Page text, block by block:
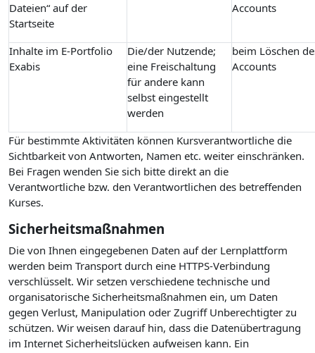
Dateien“ auf der
Startseite
Accounts
Inhalte im E-Portfolio
Exabis
Die/der Nutzende;
eine Freischaltung
für andere kann
selbst eingestellt
werden
beim Löschen
Accounts
Für bestimmte Aktivitäten können Kursverantwortliche die
Sichtbarkeit von Antworten, Namen etc. weiter einschränken.
Bei Fragen wenden Sie sich bitte direkt an die
Verantwortliche bzw. den Verantwortlichen des betreffenden
Kurses.
Sicherheitsmaßnahmen
Die von Ihnen eingegebenen Daten auf der Lernplattform
werden beim Transport durch eine HTTPS-Verbindung
verschlüsselt. Wir setzen verschiedene technische und
organisatorische Sicherheitsmaßnahmen ein, um Daten
gegen Verlust, Manipulation oder Zugriff Unberechtigter zu
schützen. Wir weisen darauf hin, dass die Datenübertragung
im Internet Sicherheitslücken aufweisen kann. Ein